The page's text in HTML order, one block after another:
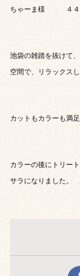
ちゃーま様 ４
池袋の雑踏を抜けて
空間で、リラックス
カットもカラーも満
カラーの後にトリー
サラになりました。